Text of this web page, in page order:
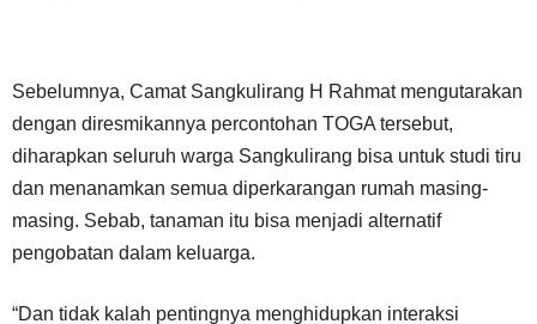
Sebelumnya, Camat Sangkulirang H Rahmat mengutarakan
dengan diresmikannya percontohan TOGA tersebut,
diharapkan seluruh warga Sangkulirang bisa untuk studi tiru
dan menanamkan semua diperkarangan rumah masing-
masing. Sebab, tanaman itu bisa menjadi alternatif
pengobatan dalam keluarga.
“Dan tidak kalah pentingnya menghidupkan interaksi